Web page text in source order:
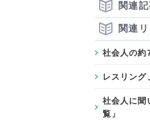
関連
関連リ
社会人の
レスリン
社会人に聞
覧」